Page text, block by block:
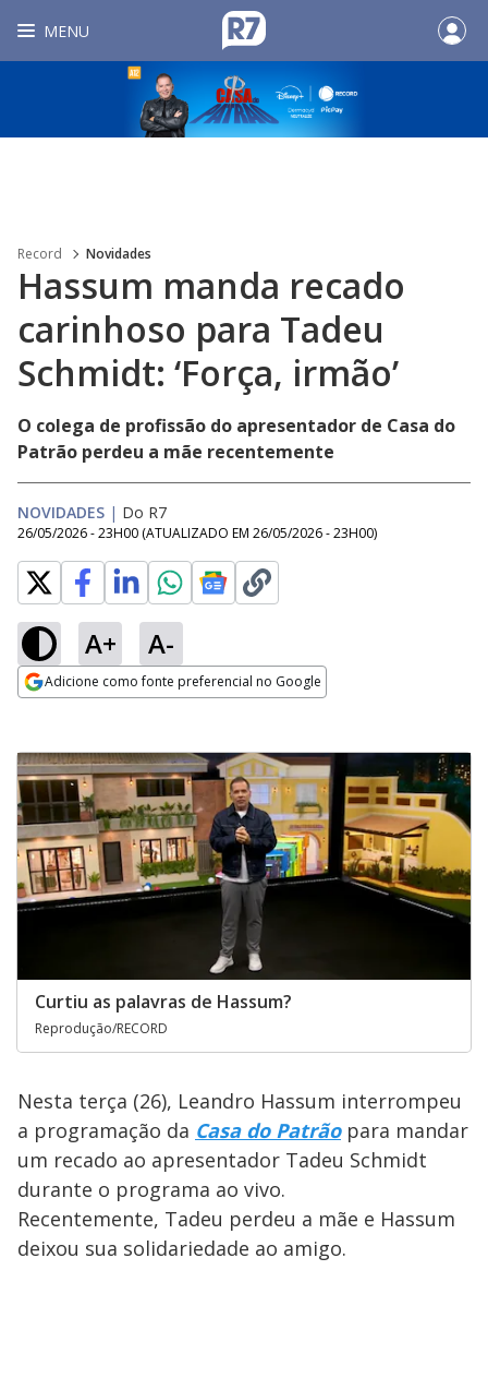
MENU
Record Novidades
Hassum manda recado
carinhoso para Tadeu
Schmidt: ‘Força, irmão’
O colega de profissão do apresentador de Casa do
Patrão perdeu a mãe recentemente
NOVIDADES | Do R7
26/05/2026 - 23H00 (ATUALIZADO EM 26/05/2026 - 23H00)
A+ A-
Adicione como fonte preferencial no Google
Curtiu as palavras de Hassum?
Reprodução/RECORD
Nesta terça (26), Leandro Hassum interrompeu
a programação da Casa do Patrãopara mandar
um recado ao apresentador Tadeu Schmidt
durante o programa ao vivo.
Recentemente, Tadeu perdeu a mãe e Hassum
deixou sua solidariedade ao amigo.